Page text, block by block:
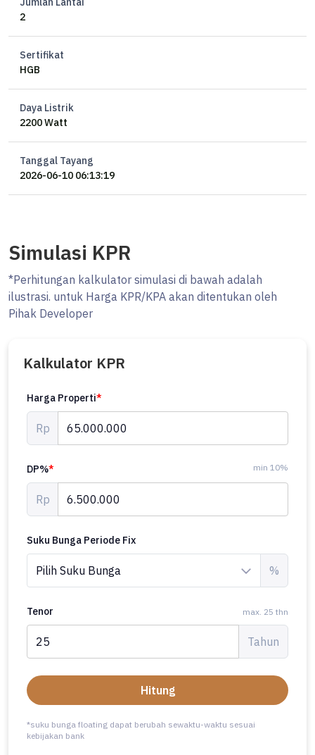
2
Sertifikat
HGB
Daya Listrik
2200 Watt
Tanggal Tayang
2026-06-10 06:13:19
Simulasi KPR
*Perhitungan kalkulator simulasi di bawah adalah
ilustrasi. untuk Harga KPR/KPA akan ditentukan oleh
Pihak Developer
Kalkulator KPR
Harga Properti*
Rp
DP%* min 10%
Rp
Suku Bunga Periode Fix
%
Tenor max. 25 thn
Tahun
Hitung
*suku bunga floating dapat berubah sewaktu-waktu sesuai
kebijakan bank